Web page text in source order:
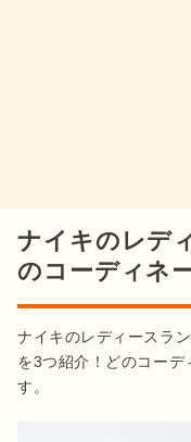
ナイキのレデ
のコーディネ
ナイキのレディースラ
を3つ紹介！どのコー
す。